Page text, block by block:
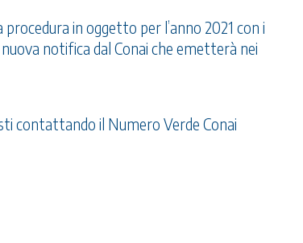
in oggetto per l’anno 2021 con i
notifica dal Conai che emetterà nei
contattando il Numero Verde Conai